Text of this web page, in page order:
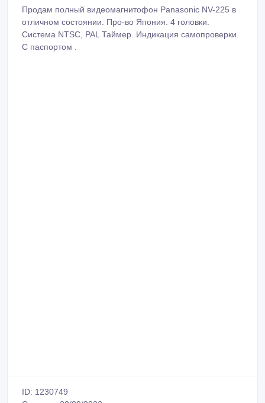
Продам полный видеомагнитофон Panasonic NV-225 в
отличном состоянии. Про-во Япония. 4 головки.
Система NTSC, PAL Таймер. Индикация самопроверки.
С паспортом .
ID: 1230749